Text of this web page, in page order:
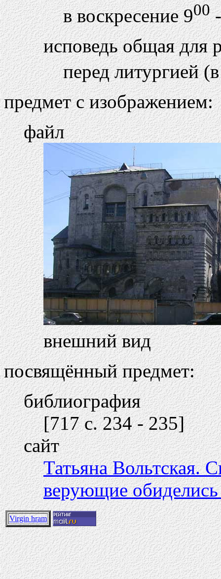
в воскресение 900
исповедь общая для
перед литургией
предмет с изображением:
файл
внешний вид
посвящённый предмет:
библиография
[717 c. 234 - 235]
сайт
Татьяна Вольтская.
верующие
Virgin hram